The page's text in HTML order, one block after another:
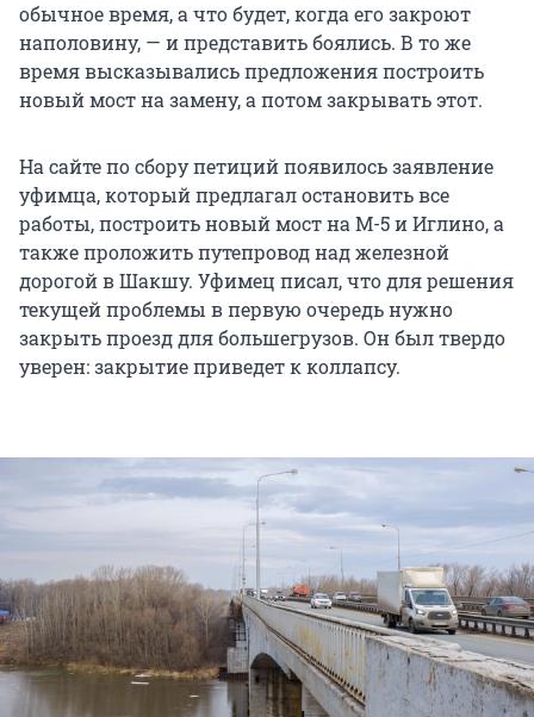
обычное время, а что будет, когда его закроют
наполовину, — и представить боялись. В то же
время высказывались предложения построить
новый мост на замену, а потом закрывать этот.
На сайте по сбору петиций появилось заявление
уфимца, который предлагал остановить все
работы, построить новый мост на М-5 и Иглино, а
также проложить путепровод над железной
дорогой в Шакшу. Уфимец писал, что для решения
текущей проблемы в первую очередь нужно
закрыть проезд для большегрузов. Он был твердо
уверен: закрытие приведет к коллапсу.